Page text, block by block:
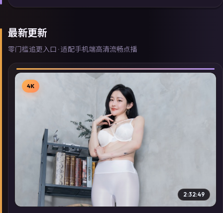
型高分佳作，畅享高清在线追剧体验。
最新更新
零门槛追更入口 · 适配手机端高清流畅点播
▶
4K
2:32:49